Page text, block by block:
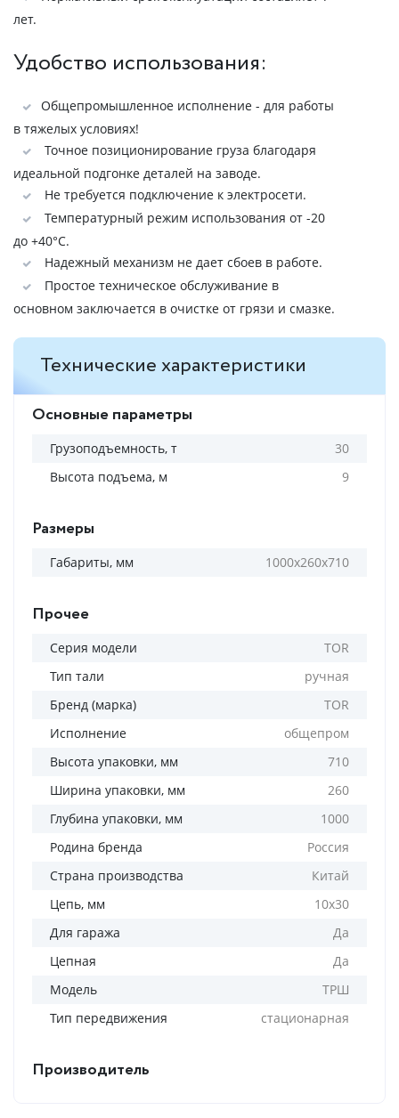
лет.
Удобство использования:
Общепромышленное исполнение - для работы
в тяжелых условиях!
Точное позиционирование груза благодаря
идеальной подгонке деталей на заводе.
Не требуется подключение к электросети.
Температурный режим использования от -20
до +40°C.
Надежный механизм не дает сбоев в работе.
Простое техническое обслуживание в
основном заключается в очистке от грязи и смазке.
Технические характеристики
Основные параметры
Грузоподъемность, т
30
Высота подъема, м
9
Размеры
Габариты, мм 1000х260х710
Прочее
Серия модели
TOR
Тип тали
ручная
Бренд (марка)
TOR
Исполнение
общепром
Высота упаковки, мм
710
Ширина упаковки, мм
260
Глубина упаковки, мм
1000
Родина бренда
Россия
Страна производства
Китай
Цепь, мм
10х30
Для гаража
Да
Цепная
Да
Модель
ТРШ
Тип передвижения
стационарная
Производитель